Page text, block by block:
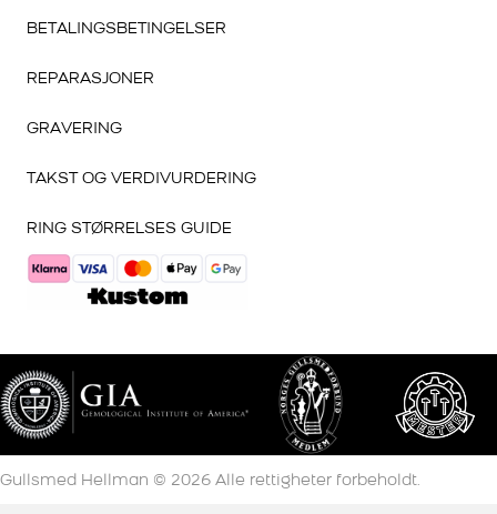
BETALINGSBETINGELSER
REPARASJONER
GRAVERING
TAKST OG VERDIVURDERING
RING STØRRELSES GUIDE
Gullsmed Hellman © 2026 Alle rettigheter forbeholdt.